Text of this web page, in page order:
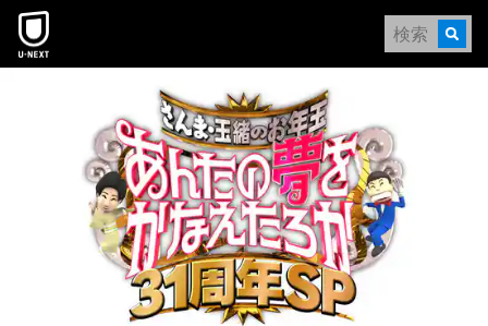
本文へスキップ